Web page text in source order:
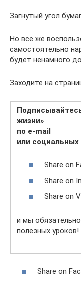
Загнутый угол
Но все же
самостоятельно
будет ненамного
Заходите на
жизни»
по e-mail
или социальных
Share on
Share on
Share on
и мы
полезных уроков!
Share on